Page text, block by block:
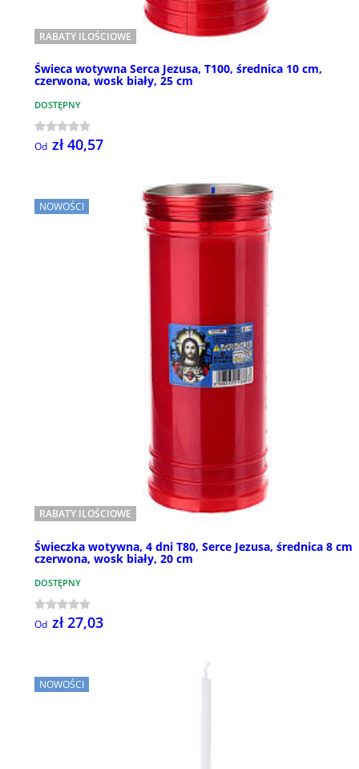
RABATY ILOŚCIOWE
Świeca wotywna Serca Jezusa, T100, średnica 10 cm,
czerwona, wosk biały, 25 cm
DOSTĘPNY
Od zł 40,57
NOWOŚCI
RABATY ILOŚCIOWE
Świeczka wotywna, 4 dni T80, Serce Jezusa, średnica 8 cm
czerwona, wosk biały, 20 cm
DOSTĘPNY
Od zł 27,03
NOWOŚCI